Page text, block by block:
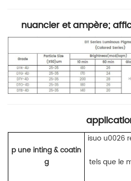
nuancier et ampère;
pune inting &coatin
g
isuo u0026
tels que le